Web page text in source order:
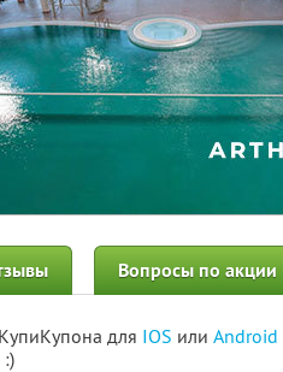
Вопросы по акции
для IOS или Android